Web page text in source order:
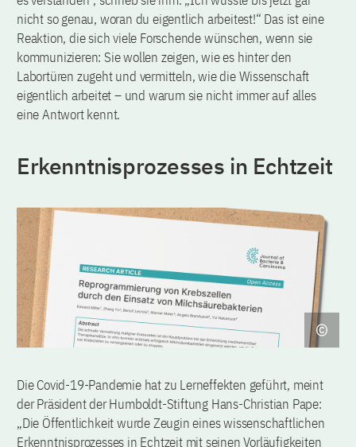
nicht so genau, woran du eigentlich arbeitest!“ Das ist eine
Reaktion, die sich viele Forschende wünschen, wenn sie
kommunizieren: Sie wollen zeigen, wie es hinter den
Labortüren zugeht und vermitteln, wie die Wissenschaft
eigentlich arbeitet – und warum sie nicht immer auf alles
eine Antwort kennt.
Erkenntnisprozesses in Echtzeit
Die Covid-19-Pandemie hat zu Lerneffekten geführt, meint
der Präsident der Humboldt-Stiftung Hans-Christian Pape:
„Die Öffentlichkeit wurde Zeugin eines wissenschaftlichen
Erkenntnisprozesses in Echtzeit mit seinen Vorläufigkeiten